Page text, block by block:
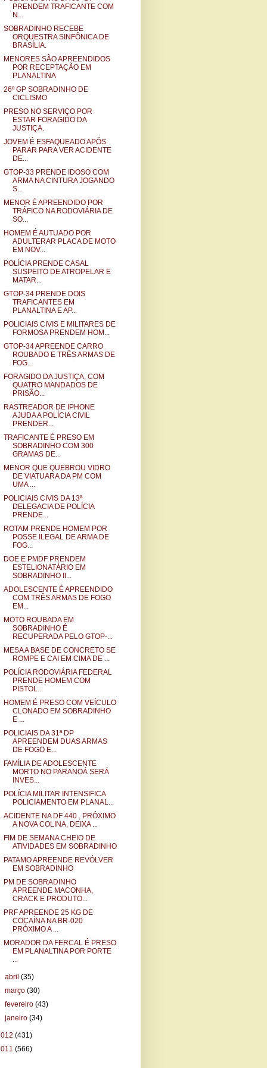
PRENDEM TRAFICANTE COM
N...
SOBRADINHO RECEBE
ORQUESTRA SINFÔNICA DE
BRASÍLIA.
MENORES SÃO APREENDIDOS
POR RECEPTAÇÃO EM
PLANALTINA
26º GP SOBRADINHO DE
CICLISMO
PRESO NO SERVIÇO POR
ESTAR FORAGIDO DA
JUSTIÇA.
JOVEM É ESFAQUEADO APÓS
PARAR PARA VER ACIDENTE
DE...
GTOP-33 PRENDE IDOSO COM
ARMA NA CINTURA JOGANDO
S...
MENOR É APREENDIDO POR
TRÁFICO NA RODOVIÁRIA DE
SO...
HOMEM É AUTUADO POR
ADULTERAR PLACA DE MOTO
EM NOV...
POLÍCIA PRENDE CASAL
SUSPEITO DE ATROPELAR E
MATAR...
GTOP-34 PRENDE DOIS
TRAFICANTES EM
PLANALTINA E AP...
POLICIAIS CIVIS E MILITARES DE
FORMOSA PRENDEM HOM...
GTOP-34 APREENDE CARRO
ROUBADO E TRÊS ARMAS DE
FOG...
FORAGIDO DA JUSTIÇA, COM
QUATRO MANDADOS DE
PRISÃO...
RASTREADOR DE IPHONE
AJUDA A POLÍCIA CIVIL
PRENDER...
TRAFICANTE É PRESO EM
SOBRADINHO COM 300
GRAMAS DE...
MENOR QUE QUEBROU VIDRO
DE VIATUARA DA PM COM
UMA ...
POLICIAIS CIVIS DA 13ª
DELEGACIA DE POLÍCIA
PRENDE...
ROTAM PRENDE HOMEM POR
POSSE ILEGAL DE ARMA DE
FOG...
DOE E PMDF PRENDEM
ESTELIONATÁRIO EM
SOBRADINHO II...
ADOLESCENTE É APREENDIDO
COM TRÊS ARMAS DE FOGO
EM...
MOTO ROUBADA EM
SOBRADINHO É
RECUPERADA PELO GTOP-...
MESA A BASE DE CONCRETO SE
ROMPE E CAI EM CIMA DE ...
POLÍCIA RODOVIÁRIA FEDERAL
PRENDE HOMEM COM
PISTOL...
HOMEM É PRESO COM VEÍCULO
CLONADO EM SOBRADINHO
E ...
POLICIAIS DA 31ª DP
APREENDEM DUAS ARMAS
DE FOGO E...
FAMÍLIA DE ADOLESCENTE
MORTO NO PARANOÁ SERÁ
INVES...
POLÍCIA MILITAR INTENSIFICA
POLICIAMENTO EM PLANAL...
ACIDENTE NA DF 440 , PRÓXIMO
A NOVA COLINA, DEIXA ...
FIM DE SEMANA CHEIO DE
ATIVIDADES EM SOBRADINHO
PATAMO APREENDE REVÓLVER
EM SOBRADINHO
PM DE SOBRADINHO
APREENDE MACONHA,
CRACK E PRODUTO...
PRF APREENDE 25 KG DE
COCAÍNA NA BR-020
PRÓXIMO A ...
MORADOR DA FERCAL É PRESO
EM PLANALTINA POR PORTE
...
abril(35)
março(30)
fevereiro(43)
janeiro(34)
(431)
(566)